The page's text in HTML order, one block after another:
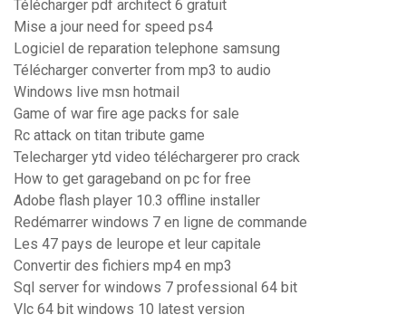
Télécharger pdf architect 6 gratuit
Mise a jour need for speed ps4
Logiciel de reparation telephone samsung
Télécharger converter from mp3 to audio
Windows live msn hotmail
Game of war fire age packs for sale
Rc attack on titan tribute game
Telecharger ytd video téléchargerer pro crack
How to get garageband on pc for free
Adobe flash player 10.3 offline installer
Redémarrer windows 7 en ligne de commande
Les 47 pays de leurope et leur capitale
Convertir des fichiers mp4 en mp3
Sql server for windows 7 professional 64 bit
Vlc 64 bit windows 10 latest version